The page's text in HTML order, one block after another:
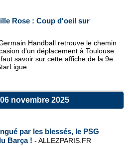
Rose : Coup d'oeil sur
Handball retrouve le chemin
d'un déplacement à Toulouse.
savoir sur cette affiche de la 9e
novembre 2025
par les blessés, le PSG
Barça ! - ALLEZPARIS.FR